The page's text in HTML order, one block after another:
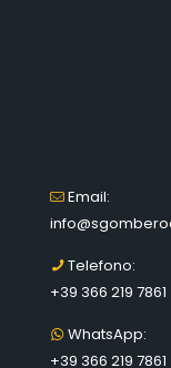
Email:
Telefono:
+39 366 219 7861
WhatsApp:
+39 366 219 7861